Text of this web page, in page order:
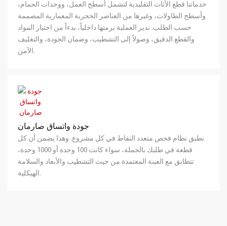
خدماتنا قطع الأثاث التقليدية لتشمل أسطح العمل، ووحدات الحمام،
وأسطح الطاولات، وغيرها من العناصر الحجرية المعمارية المصممة
حسب الطلب. ندير العملية برمتها داخلياً، بدءاً من اختيار المواد
والقطع الدقيق، وصولاً إلى التشطيب، وضمان الجودة، والتغليف
الآمن.
جودة واتساق صارمان
نطبق نظام فحص متعدد النقاط في كل مشروع. وهذا يضمن أن كل
قطعة في طلبك بالجملة، سواء كانت 100 وحدة أو 1000 وحدة،
تتطابق مع العينة المعتمدة من حيث التشطيب والأبعاد والسلامة
الهيكلية.